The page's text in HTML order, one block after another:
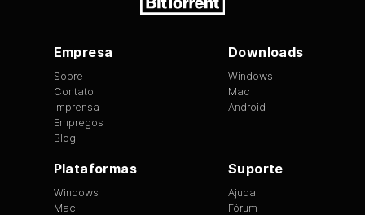
Empresa
Sobre
Contato
Imprensa
Empregos
Blog
Downloads
Windows
Mac
Android
Plataformas
Windows
Mac
Suporte
Ajuda
Fórum